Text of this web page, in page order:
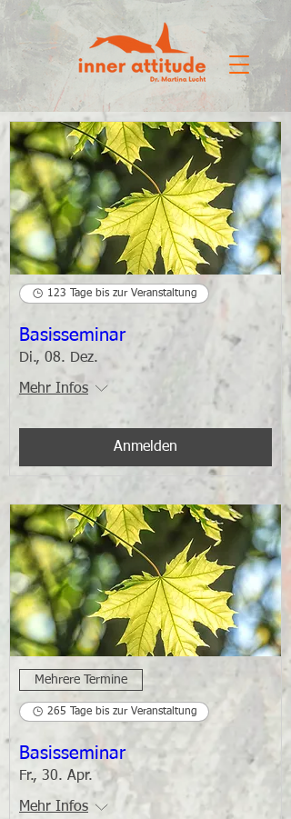
123 Tage bis zur Veranstaltung
Basisseminar
Di., 08. Dez.
Mehr Infos
Anmelden
Mehrere Termine
265 Tage bis zur Veranstaltung
Basisseminar
Fr., 30. Apr.
Mehr Infos